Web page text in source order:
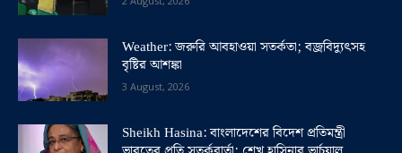
Weather: জরুরি আবহাওয়া সতর্কতা; বজ্রবিদ্যুৎসহ
বৃষ্টির আশঙ্কা
3 August, 2026
Sheikh Hasina: বাংলাদেশের বিদেশ প্রতিমন্ত্রী